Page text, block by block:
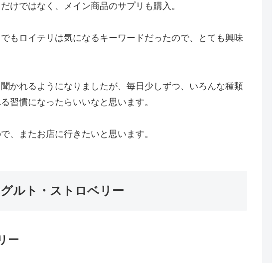
けではなく、メイン商品のサプリも購入。
もロイテリは気になるキーワードだったので、とても興味
かれるようになりましたが、毎日少しずつ、いろんな種類
習慣になったらいいなと思います。
、またお店に行きたいと思います。
ルト・ストロベリー
ー